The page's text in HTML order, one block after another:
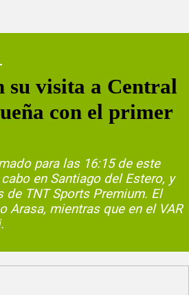
su visita a Central
con el primer
para las 16:15 de este
en Santiago del Estero, y
de TNT Sports Premium. El
Arasa, mientras que en el VAR